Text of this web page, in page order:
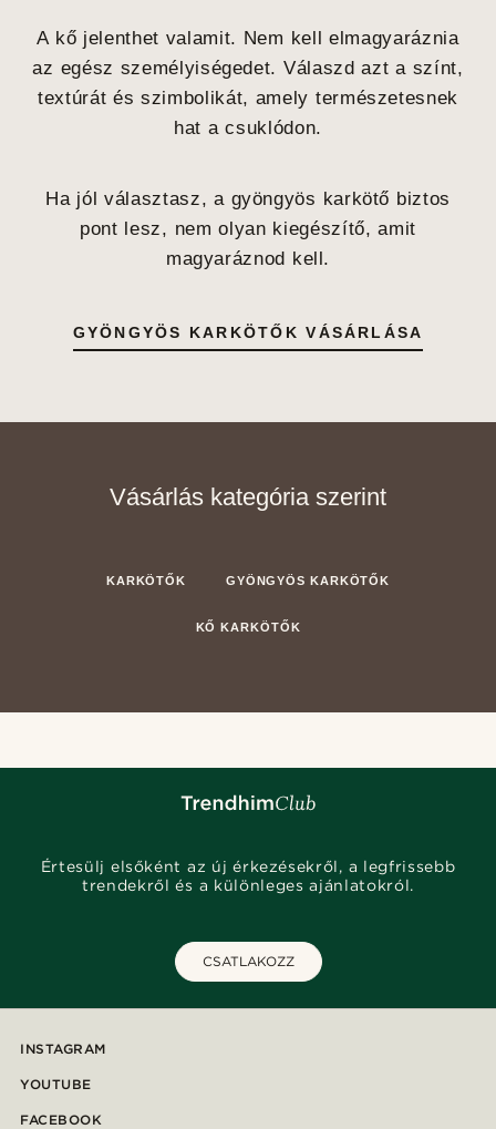
A kő jelenthet valamit. Nem kell elmagyaráznia
az egész személyiségedet. Válaszd azt a színt,
textúrát és szimbolikát, amely természetesnek
hat a csuklódon.
Ha jól választasz, a gyöngyös karkötő biztos
pont lesz, nem olyan kiegészítő, amit
magyaráznod kell.
GYÖNGYÖS KARKÖTŐK VÁSÁRLÁSA
Vásárlás kategória szerint
KARKÖTŐK GYÖNGYÖS KARKÖTŐK
KŐ KARKÖTŐK
Értesülj elsőként az új érkezésekről, a legfrissebb
trendekről és a különleges ajánlatokról.
CSATLAKOZZ
INSTAGRAM
YOUTUBE
FACEBOOK